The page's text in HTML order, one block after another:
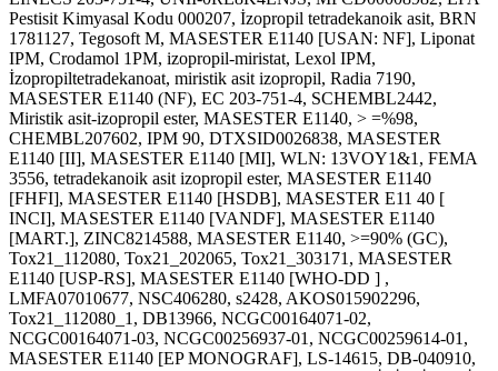
Pestisit Kimyasal Kodu 000207, İzopropil tetradekanoik asit, BRN
1781127, Tegosoft M, MASESTER E1140 [USAN: NF], Liponat
IPM, Crodamol 1PM, izopropil-miristat, Lexol IPM,
İzopropiltetradekanoat, miristik asit izopropil, Radia 7190,
MASESTER E1140 (NF), EC 203-751-4, SCHEMBL2442,
Miristik asit-izopropil ester, MASESTER E1140, > =%98,
CHEMBL207602, IPM 90, DTXSID0026838, MASESTER
E1140 [II], MASESTER E1140 [MI], WLN: 13VOY1&1, FEMA
3556, tetradekanoik asit izopropil ester, MASESTER E1140
[FHFI], MASESTER E1140 [HSDB], MASESTER E11 40 [
INCI], MASESTER E1140 [VANDF], MASESTER E1140
[MART.], ZINC8214588, MASESTER E1140, >=90% (GC),
Tox21_112080, Tox21_202065, Tox21_303171, MASESTER
E1140 [USP-RS], MASESTER E1140 [WHO-DD ] ,
LMFA07010677, NSC406280, s2428, AKOS015902296,
Tox21_112080_1, DB13966, NCGC00164071-02,
NCGC00164071-03, NCGC00256937-01, NCGC00259614-01,
MASESTER E1140 [EP MONOGRAF], LS-14615, DB-040910,